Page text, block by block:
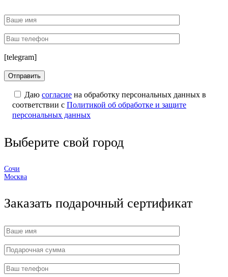
[telegram]
Даю согласие на обработку персональных данных в
соответствии с Политикой об обработке и защите
персональных данных
Выберите свой город
Сочи
Москва
Заказать подарочный сертификат